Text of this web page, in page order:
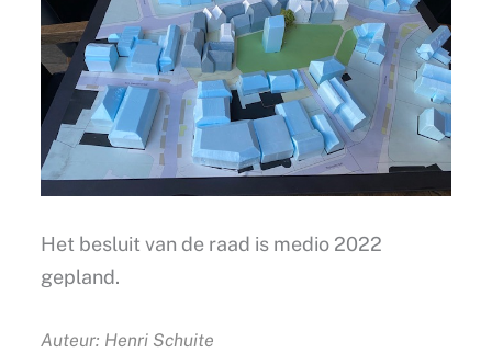
Het besluit van de raad is medio 2022
gepland.
Auteur: Henri Schuite